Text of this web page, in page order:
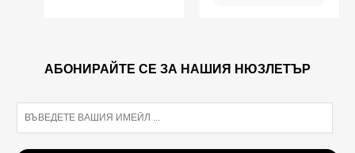
АБОНИРАЙТЕ СЕ ЗА НАШИЯ НЮЗЛЕТЪР